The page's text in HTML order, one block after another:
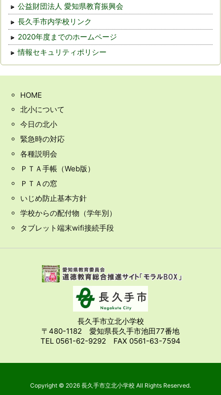
公益財団法人 愛知県教育振興会
長久手市内学校リンク
2020年度までのホームページ
情報セキュリティポリシー
HOME
北小について
今日の北小
緊急時の対応
各種説明会
ＰＴＡ手帳（Web版）
ＰＴＡの窓
いじめ防止基本方針
学校からの配付物（学年別）
タブレット端末wifi接続手段
長久手市立北小学校
〒480-1182 愛知県長久手市池田77番地
TEL 0561-62-9292 FAX 0561-63-7594
Copyright © 2026 長久手市立北小学校 All Rights Reserved.